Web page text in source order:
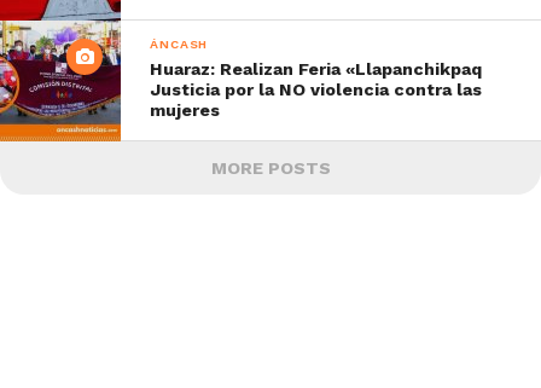
ÁNCASH
Huaraz: Realizan Feria «Llapanchikpaq
Justicia por la NO violencia contra las
mujeres
MORE POSTS